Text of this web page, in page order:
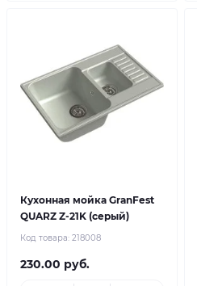
Кухонная мойка GranFest
QUARZ Z-21K (серый)
Код товара: 218008
230.00 руб.